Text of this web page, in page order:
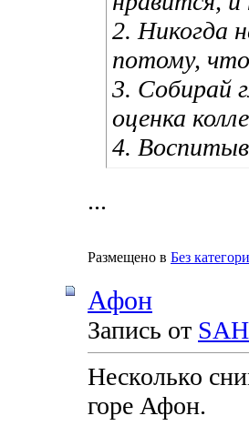
2. Никогда
потому,
3. Собирай
оценка
4.
...
Размещено в Без
Афон
Запись от SAH
Несколько
горе Афон.